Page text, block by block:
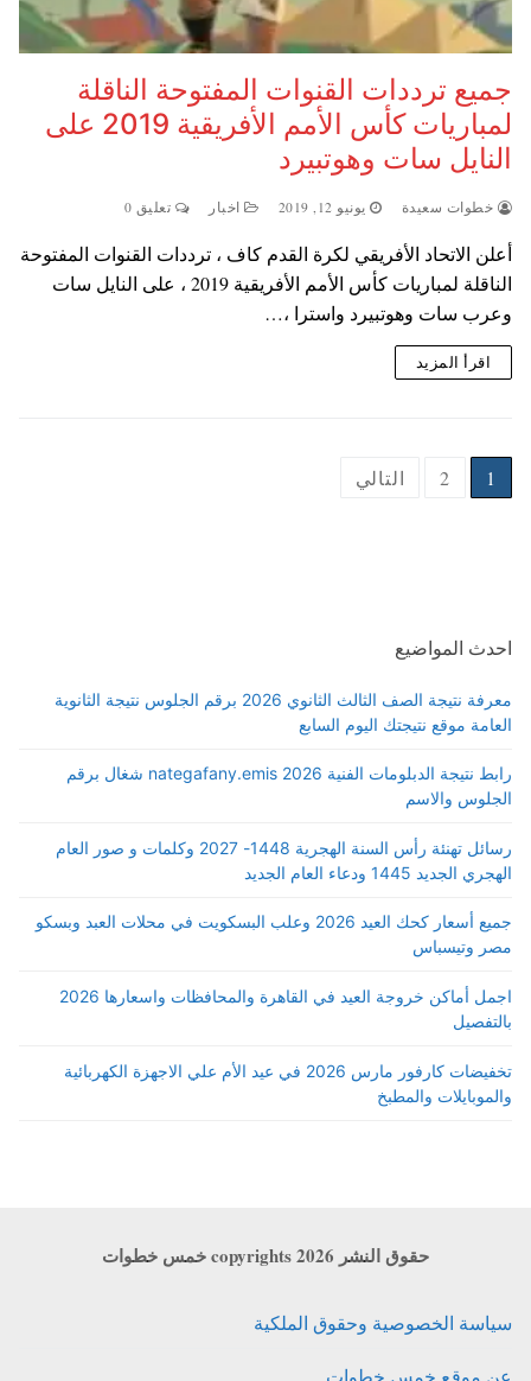
جميع ترددات القنوات المفتوحة الناقلة
لمباريات كأس الأمم الأفريقية 2019 على
النايل سات وهوتبيرد
خطوات سعيدة يونيو 12, 2019 اخبار تعليق 0
أعلن الاتحاد الأفريقي لكرة القدم كاف ، ترددات القنوات المفتوحة
الناقلة لمباريات كأس الأمم الأفريقية 2019 ، على النايل سات
وعرب سات وهوتبيرد واسترا ،…
اقرأ المزيد
Posts
1
2 التالي
احدث المواضيع
معرفة نتيجة الصف الثالث الثانوي 2026 برقم الجلوس نتيجة الثانوية
العامة موقع نتيجتك اليوم السابع
رابط نتيجة الدبلومات الفنية 2026 nategafany.emis شغال برقم
الجلوس والاسم
رسائل تهنئة رأس السنة الهجرية 1448- 2027 وكلمات و صور العام
الهجري الجديد 1445 ودعاء العام الجديد
جميع أسعار كحك العيد 2026 وعلب البسكويت في محلات العبد وبسكو
مصر وتيسباس
اجمل أماكن خروجة العيد في القاهرة والمحافظات واسعارها 2026
بالتفصيل
تخفيضات كارفور مارس 2026 في عيد الأم علي الاجهزة الكهربائية
والموبايلات والمطبخ
حقوق النشر copyrights 2026 خمس خطوات
سياسة الخصوصية وحقوق الملكية
عن موقع خمس خطوات